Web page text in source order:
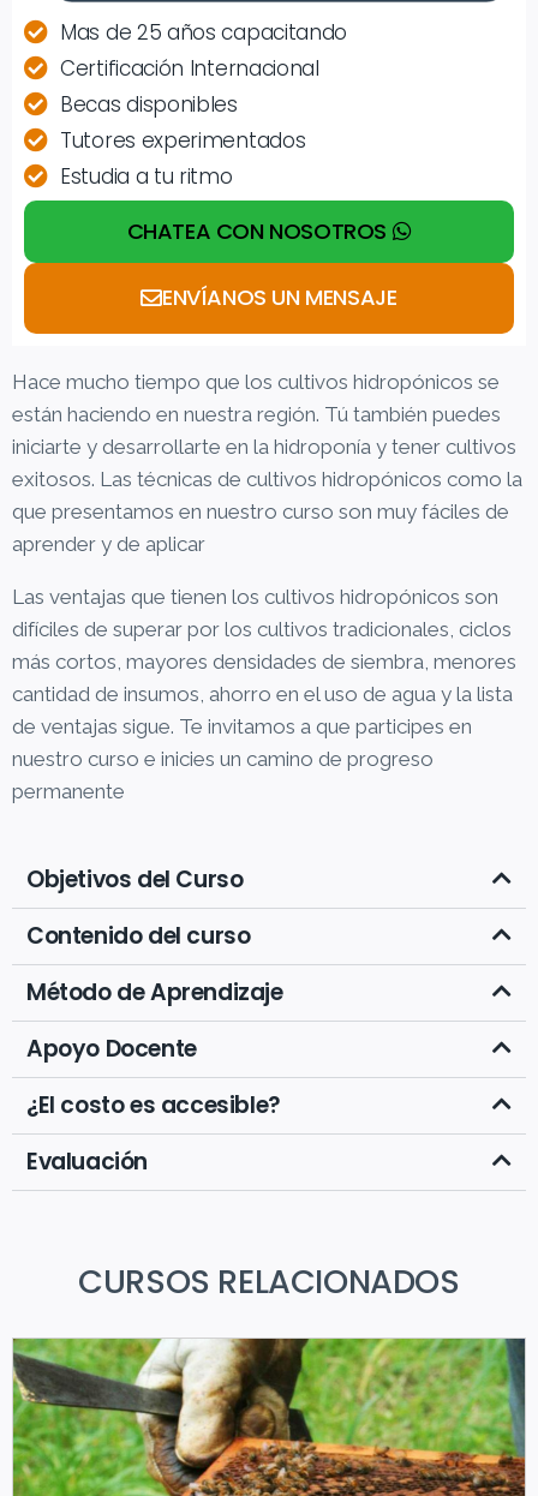
Hace mucho tiempo que los cultivos hidropónicos se
están haciendo en nuestra región. Tú también puedes
iniciarte y desarrollarte en la hidroponía y tener cultivos
exitosos. Las técnicas de cultivos hidropónicos como la
que presentamos en nuestro curso son muy fáciles de
aprender y de aplicar
Las ventajas que tienen los cultivos hidropónicos son
difíciles de superar por los cultivos tradicionales, ciclos
más cortos, mayores densidades de siembra, menores
cantidad de insumos, ahorro en el uso de agua y la lista
de ventajas sigue. Te invitamos a que participes en
nuestro curso e inicies un camino de progreso
permanente
Objetivos del Curso
Contenido del curso
Método de Aprendizaje
Apoyo Docente
¿El costo es accesible?
Evaluación
Mas de 25 años capacitando
Certificación Internacional
Becas disponibles
Tutores experimentados
Estudia a tu ritmo
CHATEA CON NOSOTROS
ENVÍANOS UN MENSAJE
CURSOS RELACIONADOS